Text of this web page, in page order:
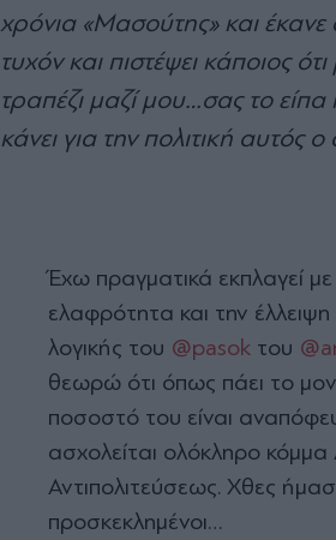
χρόνια «Μασούτης» και
τυχόν και πιστέψει κάποιος
τραπέζι μαζί μου…σας το
κάνει για την πολιτική αυτός
Έχω πραγματικά εκπλαγεί με
ελαφρότητα και την
λογικής του @pasok του
θεωρώ ότι όπως πάει το
ποσοστό του είναι
ασχολείται ολόκληρο κόμμα
Αντιπολιτεύσεως. Χθες
προσκεκλημένοι…